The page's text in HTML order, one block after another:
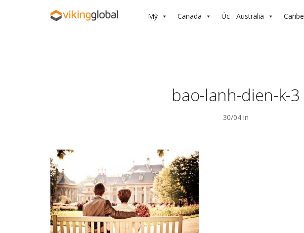
Mỹ Canada Úc - Australia Caribe
bao-lanh-dien-k-3
30/04 in